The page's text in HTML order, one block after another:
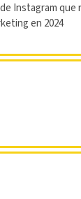
Instagram
en 2024